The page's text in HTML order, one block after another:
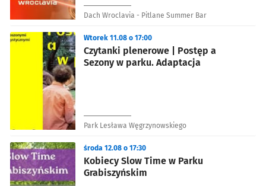
Dach Wroclavia - Pitlane Summer Bar
Czytanki plenerowe | Postęp a
Sezony w parku. Adaptacja
Wtorek 11.08 o 17:00
Park Lesława Węgrzynowskiego
Kobiecy Slow Time w Parku
Grabiszyńskim
środa 12.08 o 17:30